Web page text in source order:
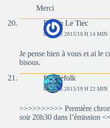
Merci
Renan Le Tiec
8 MARS 2015/19 H 14 MIN
Je pense bien à vous et ai le
bisous.
fousdefolk
8 MARS 2015/19 H 22 MIN
>>>>>>>>>> Première
soir 20h30 dans l’émission